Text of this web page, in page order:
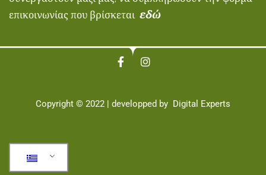
επικοινωνίας που βρίσκεται εδώ
Copyright © 2022 | developped by Digital Experts